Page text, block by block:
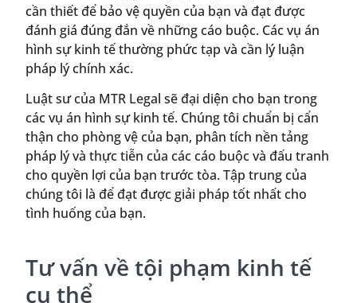
cần thiết để bảo vệ quyền của bạn và đạt được
đánh giá đúng đắn về những cáo buộc. Các vụ án
hình sự kinh tế thường phức tạp và cần lý luận
pháp lý chính xác.
Luật sư của MTR Legal sẽ đại diện cho bạn trong
các vụ án hình sự kinh tế. Chúng tôi chuẩn bị cẩn
thận cho phòng vệ của bạn, phân tích nền tảng
pháp lý và thực tiễn của các cáo buộc và đấu tranh
cho quyền lợi của bạn trước tòa. Tập trung của
chúng tôi là để đạt được giải pháp tốt nhất cho
tình huống của bạn.
Tư vấn về tội phạm kinh tế
cụ thể